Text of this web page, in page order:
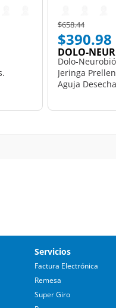
Price reduced
$658.44to
$390.98
DOLO-
Dolo-
Jeringa
Aguja
Servicios
Factura Electrónica
Remesa
Super Giro